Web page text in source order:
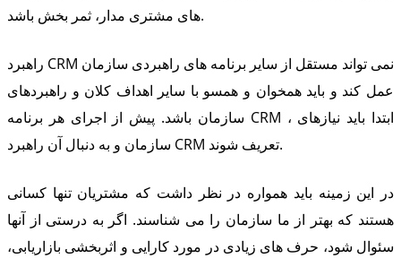
های مشتری مدار، ثمر بخش باشد.
راهبرد CRM نمی تواند مستقل از سایر برنامه های راهبردی سازمان
عمل كند و باید همخوان و همسو با سایر اهداف كلان و راهبردهای
سازمان باشد. پیش از اجرای هر برنامه CRM ، ابتدا باید نیازهای
سازمان و به دنبال آن راهبرد CRM تعریف شوند.
در این زمینه باید همواره در نظر داشت كه مشتریان تنها كسانی
هستند كه بهتر از ما سازمان را می شناسند. اگر به درستی از آنها
سئوال شود، حرف های زیادی در مورد كارایی و اثربخشی بازاریابی،